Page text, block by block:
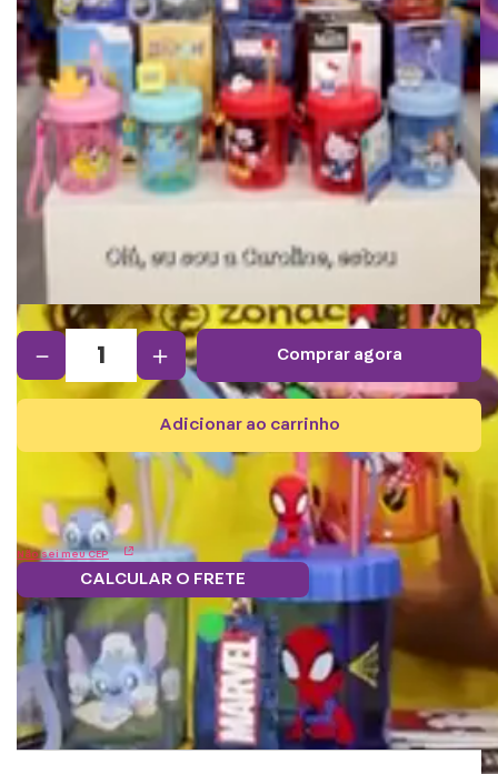
＋
－ comprar agora
adicionar ao carrinho
Não sei meu CEP
CALCULAR O FRETE
Frete grátis.
Saiba mais
5% OFF no boleto
e PIX!
Parcele em 12x
s/juros
pontos por
benefícios